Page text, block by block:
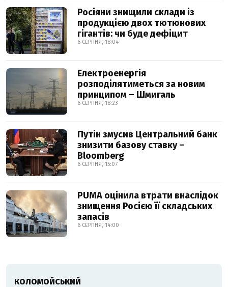
Росіяни знищили склади із
продукцією двох тютюнових
гігантів: чи буде дефіцит
6 СЕРПНЯ, 18:04
Електроенергія
розподілятиметься за новим
принципом – Шмигаль
6 СЕРПНЯ, 18:23
Путін змусив Центральний банк
знизити базову ставку –
Bloomberg
6 СЕРПНЯ, 15:07
PUMA оцінила втрати внаслідок
знищення Росією її складських
запасів
6 СЕРПНЯ, 14:00
КОЛОМОЙСЬКИЙ